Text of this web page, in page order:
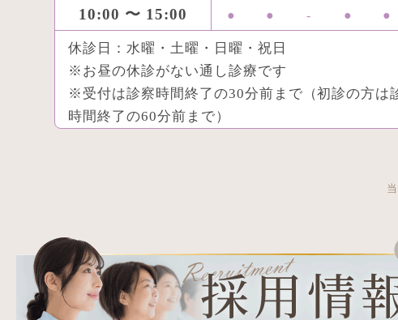
10:00 〜 15:00 ● ● - ● ●
休診日：水曜・土曜・日曜・祝日
※お昼の休診がない通し診療です
※受付は診察時間終了の30分前まで（初診の方は
時間終了の60分前まで）